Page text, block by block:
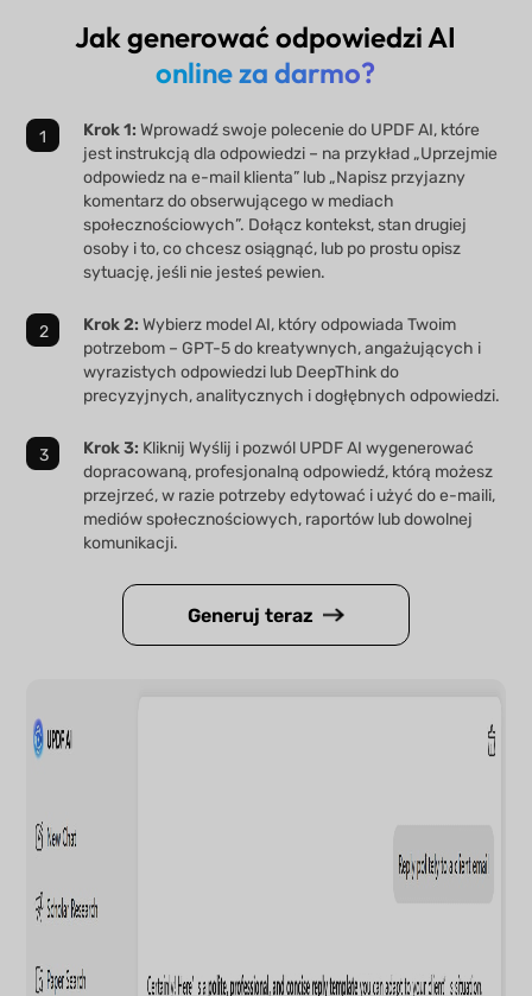
Jak generować odpowiedzi AI
online za darmo?
Krok 1: Wprowadź swoje polecenie do UPDF AI, które
jest instrukcją dla odpowiedzi – na przykład „Uprzejmie
odpowiedz na e-mail klienta” lub „Napisz przyjazny
komentarz do obserwującego w mediach
społecznościowych”. Dołącz kontekst, stan drugiej
osoby i to, co chcesz osiągnąć, lub po prostu opisz
sytuację, jeśli nie jesteś pewien.
Krok 2: Wybierz model AI, który odpowiada Twoim
potrzebom – GPT-5 do kreatywnych, angażujących i
wyrazistych odpowiedzi lub DeepThink do
precyzyjnych, analitycznych i dogłębnych odpowiedzi.
Krok 3: Kliknij Wyślij i pozwól UPDF AI wygenerować
dopracowaną, profesjonalną odpowiedź, którą możesz
przejrzeć, w razie potrzeby edytować i użyć do e-maili,
mediów społecznościowych, raportów lub dowolnej
komunikacji.
Generuj teraz